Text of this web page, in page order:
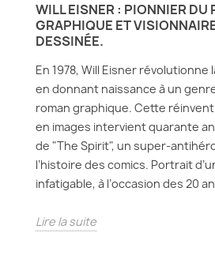
WILL EISNER : PIONNIER DU
GRAPHIQUE ET
DESSINÉE.
En 1978, Will Eisner révolutionne
en donnant naissance à un
roman graphique. Cette
en images intervient quarante
de "The Spirit", un super-
l’histoire des comics. Portrait
infatigable, à l’occasion des 20
Lire la suite